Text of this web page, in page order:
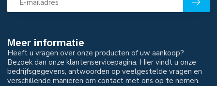
Meer informatie
Heeft u vragen over onze producten of uw aankoop?
Bezoek dan onze klantenservicepagina. Hier vindt u onze
bedrijfsgegevens, antwoorden op veelgestelde vragen en
verschillende manieren om contact met ons op te nemen.